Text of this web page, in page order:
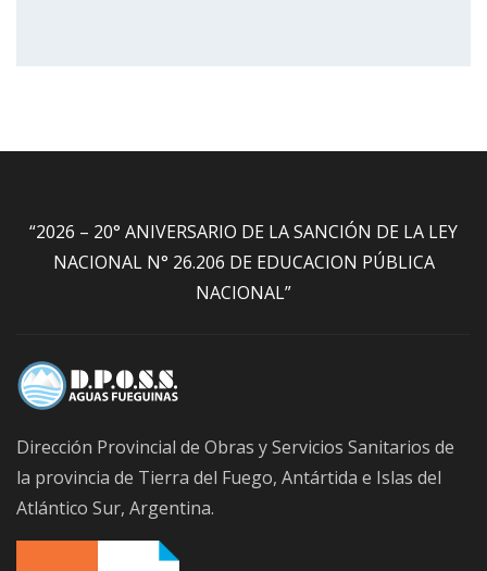
“2026 – 20° ANIVERSARIO DE LA SANCIÓN DE LA LEY
NACIONAL N° 26.206 DE EDUCACION PÚBLICA
NACIONAL”
Dirección Provincial de Obras y Servicios Sanitarios de
la provincia de Tierra del Fuego, Antártida e Islas del
Atlántico Sur, Argentina.